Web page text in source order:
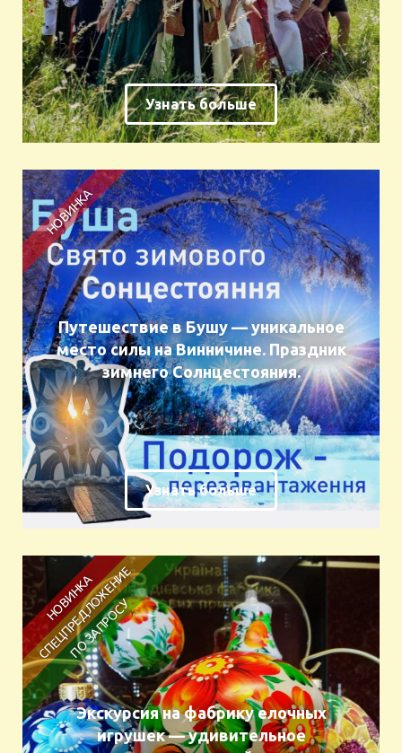
Узнать больше
Путешествие в Бушу — уникальное
место силы на Винничине. Праздник
зимнего Солнцестояния.
Узнать больше
Экскурсия на фабрику елочных
игрушек — удивительное